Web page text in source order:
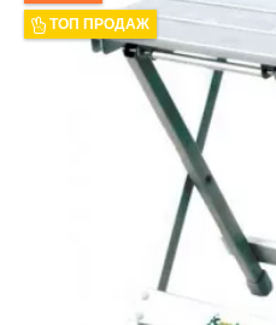
ТОП ПРОДАЖ